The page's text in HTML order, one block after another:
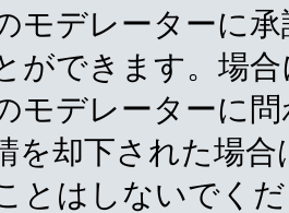
モデレーターに
ができます。場
モデレーターに
を却下された場
とはしないでく